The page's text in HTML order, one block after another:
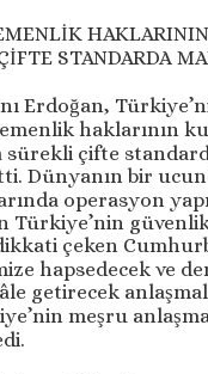
STANDARDA
Erdoğan,
haklarının
sürekli çifte
Dünyanın bir
operasyon
güvenlik
çeken
hapsedecek ve
getirecek
meşru